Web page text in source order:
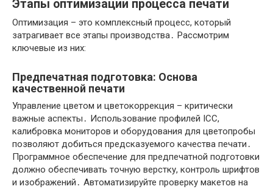
Этапы оптимизации процесса печати
Оптимизация – это комплексный процесс, который
затрагивает все этапы производства․ Рассмотрим
ключевые из них:
Предпечатная подготовка: Основа
качественной печати
Управление цветом и цветокоррекция – критически
важные аспекты․ Использование профилей ICC,
калибровка мониторов и оборудования для цветопробы
позволяют добиться предсказуемого качества печати․
Программное обеспечение для предпечатной подготовки
должно обеспечивать точную верстку, контроль шрифтов
и изображений․ Автоматизируйте проверку макетов на